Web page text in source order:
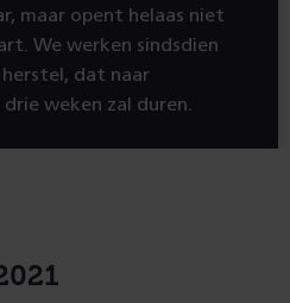
maar opent helaas niet
We werken sindsdien
dat naar
weken zal duren.